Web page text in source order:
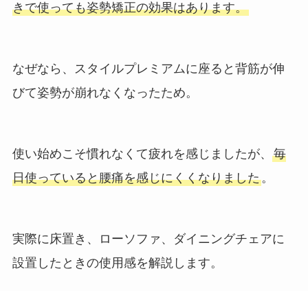
きで使っても姿勢矯正の効果はあります。
なぜなら、スタイルプレミアムに座ると背筋が伸
びて姿勢が崩れなくなったため。
使い始めこそ慣れなくて疲れを感じましたが、 毎
日使っていると腰痛を感じにくくなりました。
実際に床置き、ローソファ、ダイニングチェアに
設置したときの使用感を解説します。